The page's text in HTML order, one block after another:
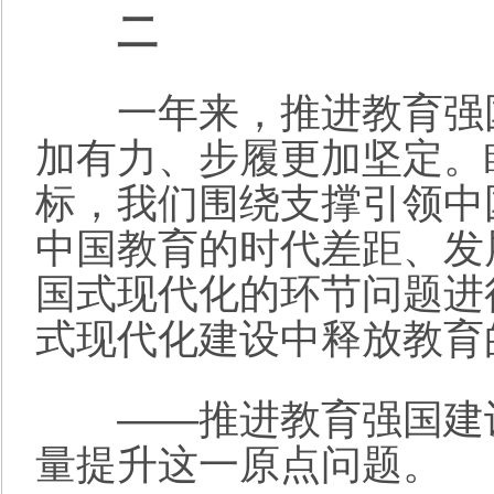
二
一年来，推进教育强
加有力、步履更加坚定
标，我们围绕支撑引领
中国教育的时代差距、
国式现代化的环节问题
式现代化建设中释放教
——推进教育强国建设
量提升这一原点问题。